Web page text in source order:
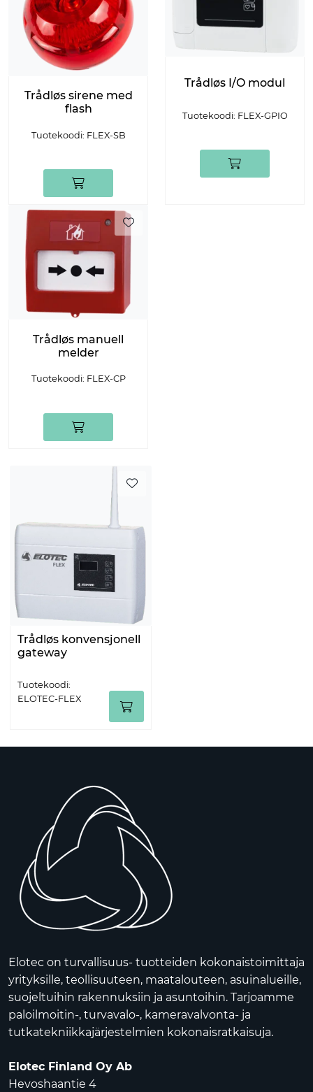
Trådløs sirene med
flash
Tuotekoodi: FLEX-SB
Trådløs I/O modul
Tuotekoodi: FLEX-GPIO
Trådløs manuell
melder
Tuotekoodi: FLEX-CP
Trådløs konvensjonell
gateway
Tuotekoodi:
ELOTEC-FLEX
Elotec on turvallisuus- tuotteiden kokonaistoimittaja
yrityksille, teollisuuteen, maatalouteen, asuinalueille,
suojeltuihin rakennuksiin ja asuntoihin. Tarjoamme
paloilmoitin-, turvavalo-, kameravalvonta- ja
tutkatekniikkajärjestelmien kokonaisratkaisuja.
Elotec Finland Oy Ab
Hevoshaantie 4